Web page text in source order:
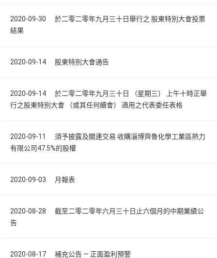
2020-09-30 於二零二零年九月三十日舉行之 股東特別大會投票
結果
2020-09-14 股東特別大會通告
2020-09-14 於二零二零年九月三十日 （星期三） 上午十時正舉
行之股東特別大會 （或其任何續會） 適用之代表委任表格
2020-09-11 須予披露及關連交易 收購淄博齊魯化學工業區熱力
有限公司47.5%的股權
2020-09-03 月報表
2020-08-28 截至二零二零年六月三十日止六個月的中期業績公
告
2020-08-17 補充公告 — 正面盈利預警